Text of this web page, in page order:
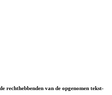
rechthebbenden van de opgenomen tekst-